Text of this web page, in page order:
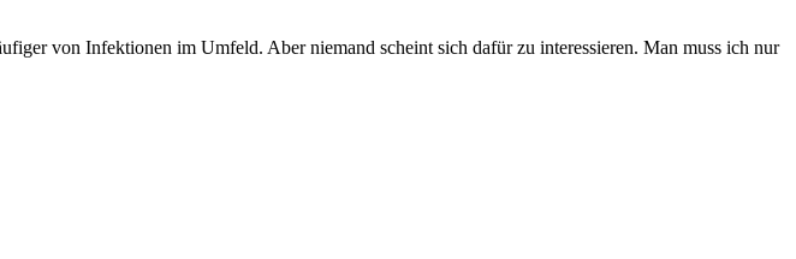
von Infektionen im Umfeld. Aber niemand scheint sich dafür zu interessieren. Man muss ich nur